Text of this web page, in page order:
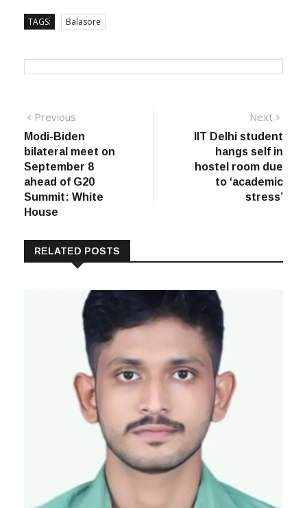
TAGS: Balasore
Post
navigation
Previous
post:
Modi-Biden
bilateral meet on
September 8
ahead of G20
Summit: White
House
Next
IIT Delhi student
hangs self in
hostel room due
to ‘academic
stress’
RELATED POSTS